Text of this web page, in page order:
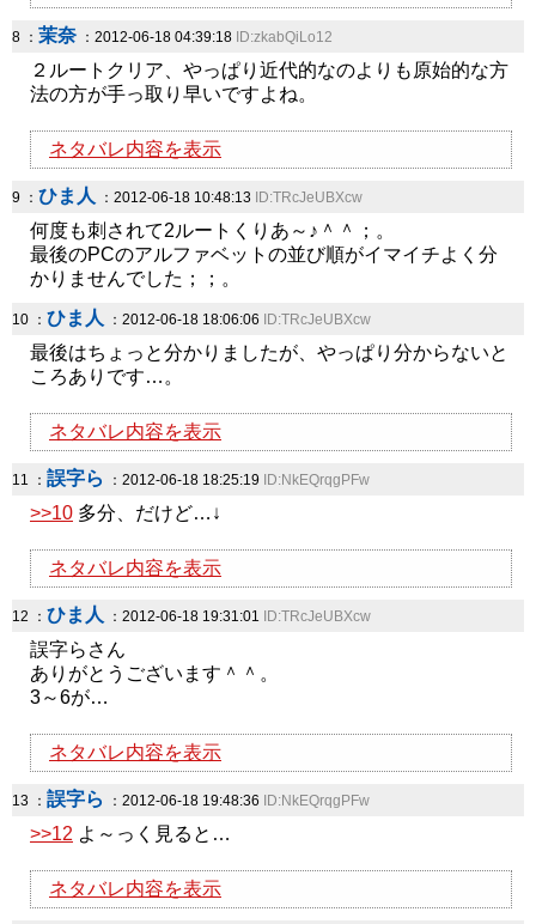
8 ： 茉奈 ：2012-06-18 04:39:18 ID:zkabQiLo12
２ルートクリア、やっぱり近代的なのよりも原始的な方
法の方が手っ取り早いですよね。
ネタバレ内容を表示
9 ： ひま人 ：2012-06-18 10:48:13 ID:TRcJeUBXcw
何度も刺されて2ルートくりあ～♪＾＾；。
最後のPCのアルファベットの並び順がイマイチよく分
かりませんでした；；。
10 ： ひま人 ：2012-06-18 18:06:06 ID:TRcJeUBXcw
最後はちょっと分かりましたが、やっぱり分からないと
ころありです…。
ネタバレ内容を表示
11 ： 誤字ら ：2012-06-18 18:25:19 ID:NkEQrqgPFw
>>10 多分、だけど…↓
ネタバレ内容を表示
12 ： ひま人 ：2012-06-18 19:31:01 ID:TRcJeUBXcw
誤字らさん
ありがとうございます＾＾。
3～6が…
ネタバレ内容を表示
13 ： 誤字ら ：2012-06-18 19:48:36 ID:NkEQrqgPFw
>>12 よ～っく見ると…
ネタバレ内容を表示